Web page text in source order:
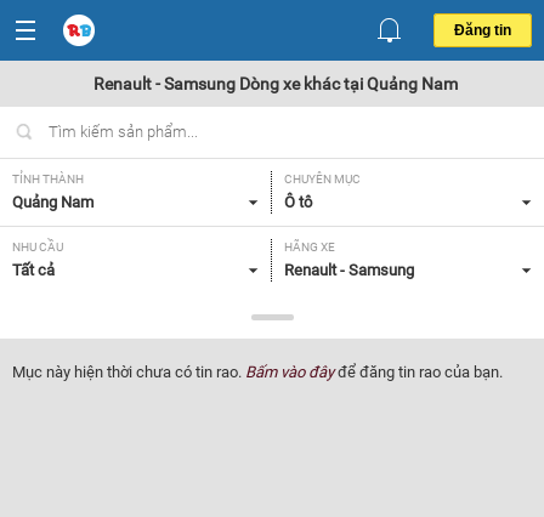
Đăng tin
Renault - Samsung Dòng xe khác tại Quảng Nam
TỈNH THÀNH
Quảng Nam
CHUYÊN MỤC
Ô tô
NHU CẦU
Tất cả
HÃNG XE
Renault - Samsung
Dòng xe khác
NĂM SẢN XUẤT
Tất cả
GIÁ XE XUẤT XỨ
Mục này hiện thời chưa có tin rao. Bấm vào đâyđể đăng tin rao của bạn.